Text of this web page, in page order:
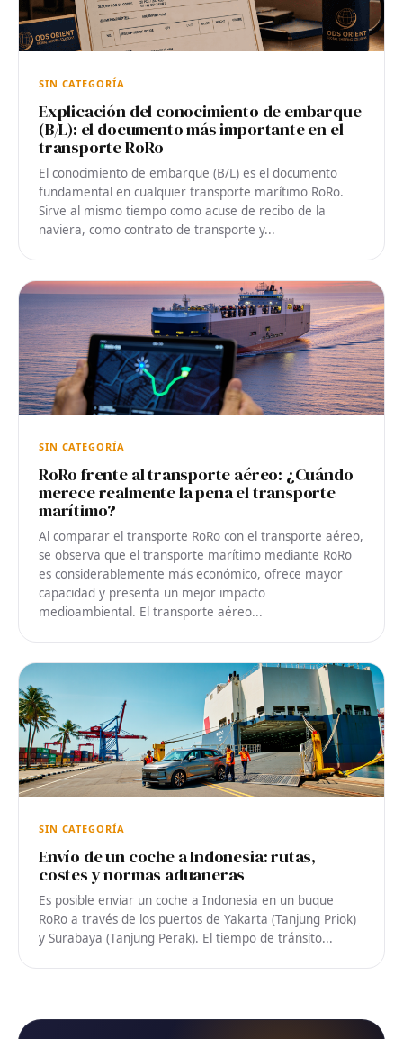
SIN CATEGORÍA
Explicación del conocimiento de embarque
(B/L): el documento más importante en el
transporte RoRo
El conocimiento de embarque (B/L) es el documento
fundamental en cualquier transporte marítimo RoRo.
Sirve al mismo tiempo como acuse de recibo de la
naviera, como contrato de transporte y...
SIN CATEGORÍA
RoRo frente al transporte aéreo: ¿Cuándo
merece realmente la pena el transporte
marítimo?
Al comparar el transporte RoRo con el transporte aéreo,
se observa que el transporte marítimo mediante RoRo
es considerablemente más económico, ofrece mayor
capacidad y presenta un mejor impacto
medioambiental. El transporte aéreo...
SIN CATEGORÍA
Envío de un coche a Indonesia: rutas,
costes y normas aduaneras
Es posible enviar un coche a Indonesia en un buque
RoRo a través de los puertos de Yakarta (Tanjung Priok)
y Surabaya (Tanjung Perak). El tiempo de tránsito...